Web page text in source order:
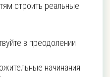
строить реальные
в преодолении
начинания